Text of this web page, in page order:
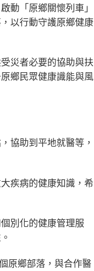
動「原鄉關懷列車」
以行動守護原鄉健康
災者必要的協助與扶
鄉民眾健康識能與風
協助到平地就醫等，
疾病的健康知識，希
別化的健康管理服
原鄉部落，與合作醫